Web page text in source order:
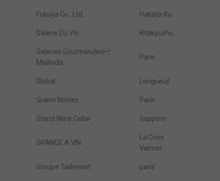
Fukuya Co., Ltd. Hakata-Ku
Galerie Du Vin Kitakyushu
Galeries Gourmandes
Maillodis
Paris
Global Longueuil
Grains Nobles Paris
Grand Wine Cellar Sapporo
GRANGE A VIN
La Croix
Valmer
Groupe Taillevent paris